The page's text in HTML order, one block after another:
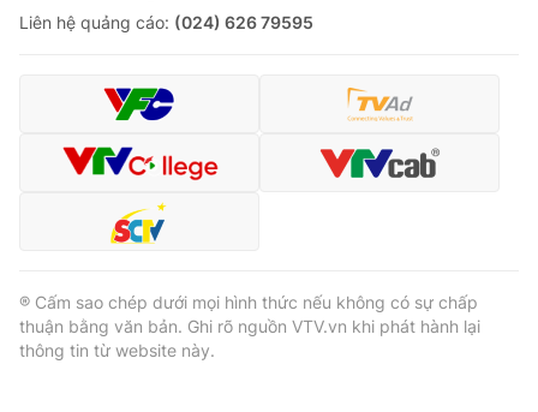
thuận bằng văn bản. Ghi rõ nguồn VTV.vn khi phát hành lại
thông tin từ website này.
Liên hệ quảng cáo: (024) 626 79595
® Cấm sao chép dưới mọi hình thức nếu không có sự chấp
thuận bằng văn bản. Ghi rõ nguồn VTV.vn khi phát hành lại
thông tin từ website này.